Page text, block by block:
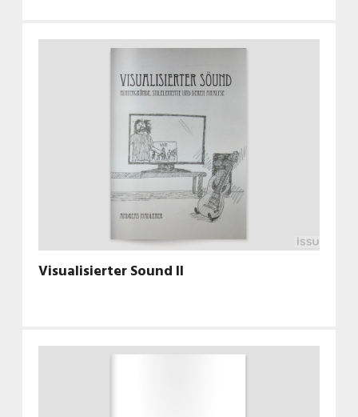
Visualisierter Sound II